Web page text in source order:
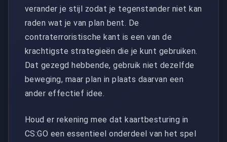
verander je stijl zodat je tegenstander niet kan
raden wat je van plan bent. De
contraterroristische kant is een van de
krachtigste strategieën die je kunt gebruiken.
Dat gezegd hebbende, gebruik niet dezelfde
beweging, maar plan in plaats daarvan een
ander effectief idee.
Houd er rekening mee dat kaartbesturing in
CS:GO een essentieel onderdeel van het spel